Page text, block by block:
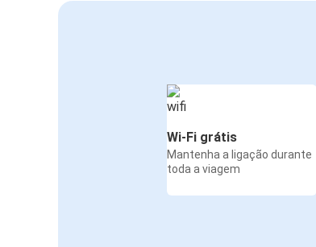
Wi-Fi grátis
Mantenha a ligação durante
toda a viagem